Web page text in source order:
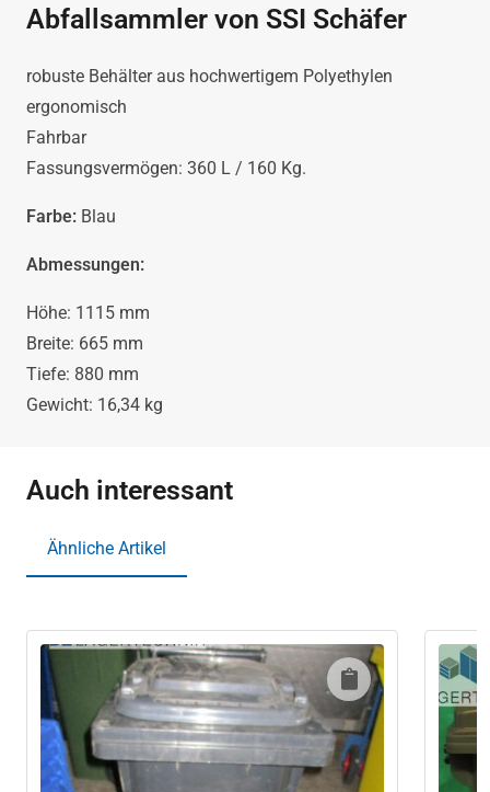
Abfallsammler von SSI Schäfer
robuste Behälter aus hochwertigem Polyethylen
ergonomisch
Fahrbar
Fassungsvermögen: 360 L / 160 Kg.
Farbe: Blau
Abmessungen:
Höhe: 1115 mm
Breite: 665 mm
Tiefe: 880 mm
Gewicht: 16,34 kg
Auch interessant
Ähnliche Artikel